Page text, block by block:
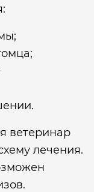
ветеринар
лечения.